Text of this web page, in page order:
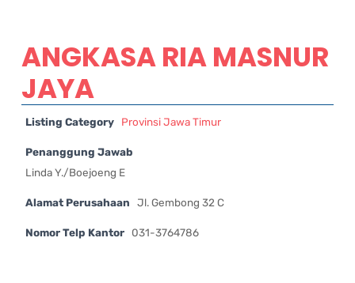
ANGKASA RIA MASNUR
JAYA
Listing Category Provinsi Jawa Timur
Penanggung Jawab
Linda Y./Boejoeng E
Alamat Perusahaan Jl. Gembong 32 C
Nomor Telp Kantor 031-3764786